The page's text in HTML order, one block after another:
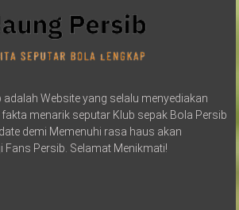
Website yang selalu menyediakan
menarik seputar Klub sepak Bola Persib
demi Memenuhi rasa haus akan
Persib. Selamat Menikmati!